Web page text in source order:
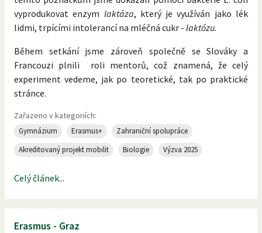
vyprodukovat enzym laktáza, který je využíván jako lék
lidmi, trpícími intolerancí na mléčná cukr - laktózu.
Během setkání jsme zároveň společně se Slováky a
Francouzi plnili roli mentorů, což znamená, že celý
experiment vedeme, jak po teoretické, tak po praktické
stránce.
Zařazeno v kategoriích:
Gymnázium Erasmus+
Zahraniční spolupráce
Akreditovaný projekt mobilit
Biologie Výzva 2025
Celý článek...
Erasmus - Graz